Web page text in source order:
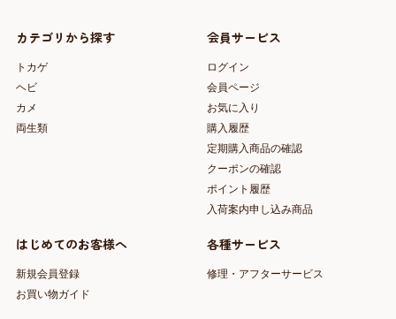
カテゴリから探す
トカゲ
ヘビ
カメ
両生類
会員サービス
ログイン
会員ページ
お気に入り
購入履歴
定期購入商品の確認
クーポンの確認
ポイント履歴
入荷案内申し込み商品
はじめてのお客様へ
新規会員登録
お買い物ガイド
各種サービス
修理・アフターサービス